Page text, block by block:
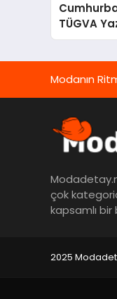
TÜGVA
Gençlere
Modanın
çok
kapsamlı
2025